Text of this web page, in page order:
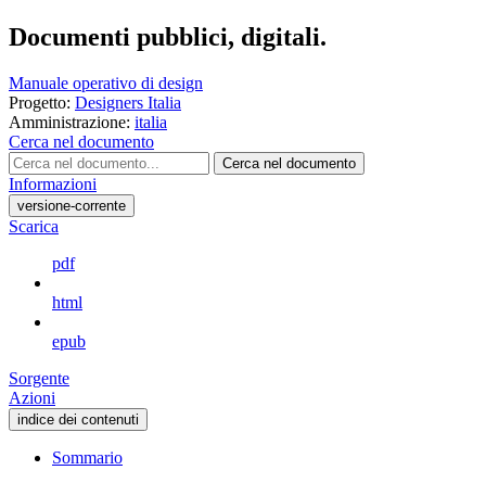
Documenti pubblici, digitali.
Manuale operativo di design
Progetto: Designers Italia
Amministrazione: italia
Cerca nel documento
Cerca nel documento
Informazioni
versione-corrente
Scarica
pdf
html
epub
Sorgente
Azioni
indice dei contenuti
Sommario